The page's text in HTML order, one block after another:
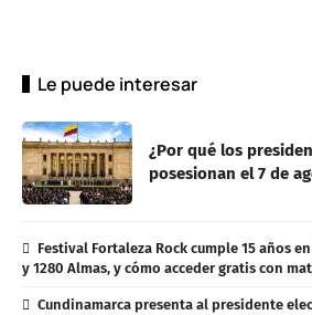
Le puede interesar
¿Por qué los
posesionan el 7 de
Festival Fortaleza Rock cumple 15 años
y 1280 Almas, y cómo acceder gratis con
Cundinamarca presenta al presidente